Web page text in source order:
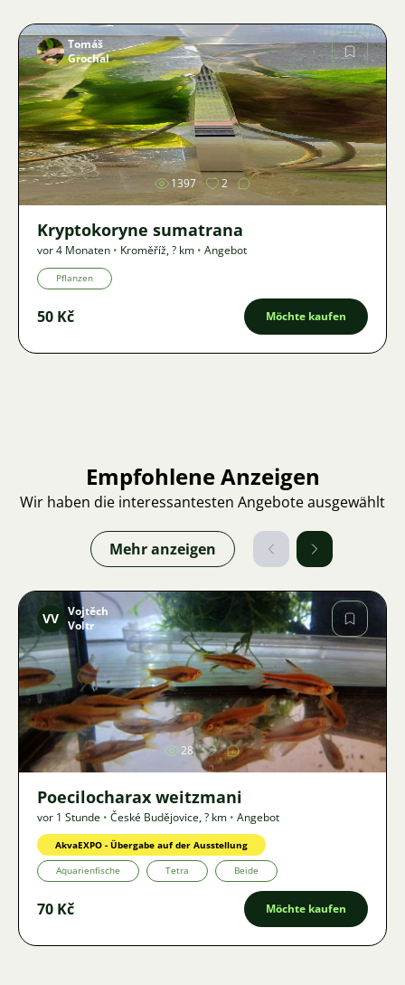
Bild
Tomáš
Grochal
1397 2
Kryptokoryne sumatrana
vor 4 Monaten • Kroměříž,? km • Angebot
Pflanzen
50 Kč Möchte kaufen
Empfohlene Anzeigen
Wir haben die interessantesten Angebote ausgewählt
Mehr anzeigen
Bild
VV Vojtěch
Voltr
28
Poecilocharax weitzmani
vor 1 Stunde • České Budějovice,? km • Angebot
AkvaEXPO - Übergabe auf der Ausstellung
Aquarienfische Tetra Beide
70 Kč Möchte kaufen